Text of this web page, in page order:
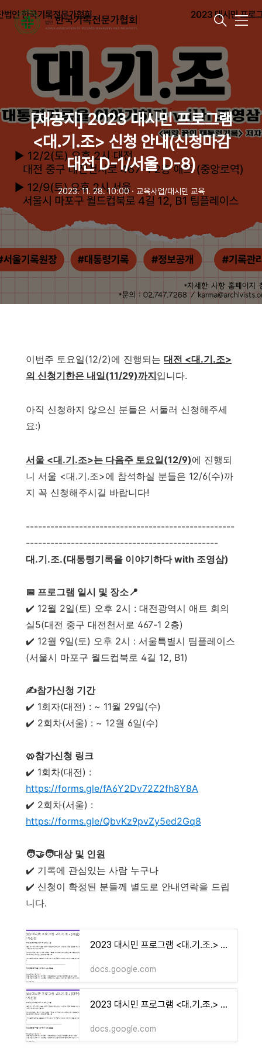
메
[재공지] 2023 대시민 프로그램
<대.기.조> 신청 안내(신청마감
대전 D-1/서울 D-8)
2023. 11. 28. 10:00ㆍ 교육사업/대시민 교육
이번주 토요일(12/2)에 진행되는 대전 <대.기.조>
의 신청기한은 내일(11/29)까지입니다.
아직 신청하지 않으신 분들은 서둘러 신청해주세
요:)
서울 <대.기.조>는 다음주 토요일(12/9)에 진행되
니 서울 <대.기.조>에 참석하실 분들은 12/6(수)까
지 꼭 신청해주시길 바랍니다!
---------------------------------------------------
-----------------------------------------------
대.기.조.(대통령기록을 이야기하다 with 조영삼)
📅 프로그램 일시 및 장소📍
✔️ 12월 2일(토) 오후 2시 : 대전광역시 애트 회의
실5(대전 중구 대전천서로 467-1 2층)
✔️ 12월 9일(토) 오후 2시 : 서울특별시 팀플레이스
(서울시 마포구 월드컵북로 4길 12, B1)
✍️참가신청 기간
✔️ 1회자(대전) : ~ 11월 29일(수)
✔️ 2회차(서울) : ~ 12월 6일(수)
🥨참가신청 링크
✔️ 1회차(대전) :
https://forms.gle/fA6Y2Dv72Z2fh8Y8A
✔️ 2회차(서울) :
https://forms.gle/QbvKz9pvZy5ed2Gq8
🧑‍🤝‍🧑대상 및 인원
✔️ 기록에 관심있는 사람 누구나
✔️ 신청이 확정된 분들께 별도로 안내연락을 드립
니다.
2023 대시민 프로그램 <대.기.조.> (서울) 참가신청
docs.google.com
2023 대시민 프로그램 <대.기.조.> (대전) 참가신청
docs.google.com